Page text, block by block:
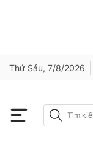
Thứ Sáu, 7/8/2026